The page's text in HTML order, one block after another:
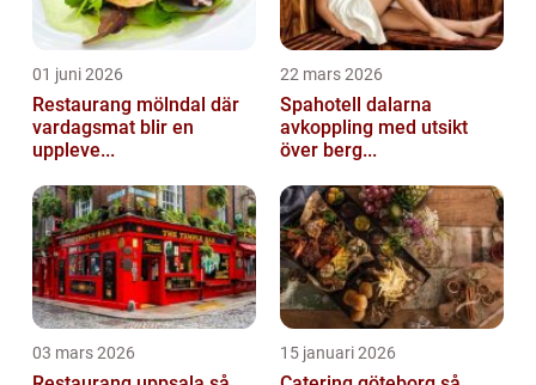
01 juni 2026
Restaurang mölndal där
vardagsmat blir en
uppleve...
22 mars 2026
Spahotell dalarna
avkoppling med utsikt
över berg...
03 mars 2026 15 januari 2026